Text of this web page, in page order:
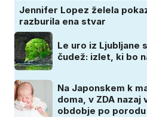
Jennifer Lopez želela
razburila ena stvar
Le uro iz Ljubljane
čudež: izlet, ki bo
Na Japonskem k
doma, v ZDA
obdobje po